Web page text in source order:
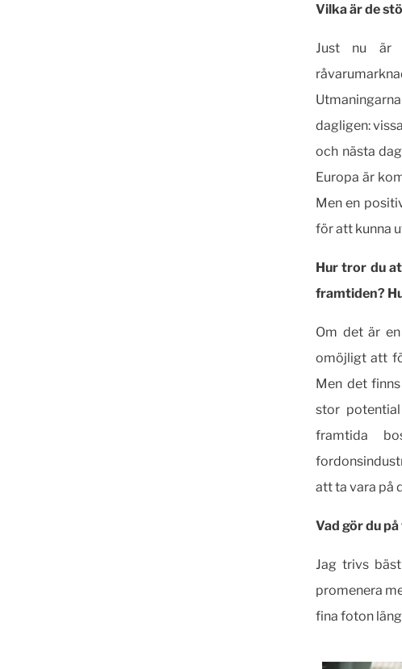
Vilka är de
Just nu är
dagligen:
och nästa
Europa är
Men en
för att kunna
Hur tror du
framtiden?
Om det är
omöjligt att
Men det
stor
framtida
att ta vara på
Vad gör du
Jag trivs
promenera
fina foton